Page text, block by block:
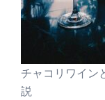
チャコリワイン
説